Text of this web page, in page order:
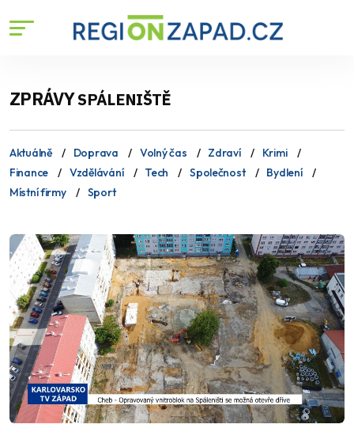
ZPRÁVYSPÁLENIŠTĚ
Aktuálně Doprava Volný čas Zdraví
Krimi
Finance
Vzdělávání Tech Společnost
Bydlení
Místní firmy
Sport